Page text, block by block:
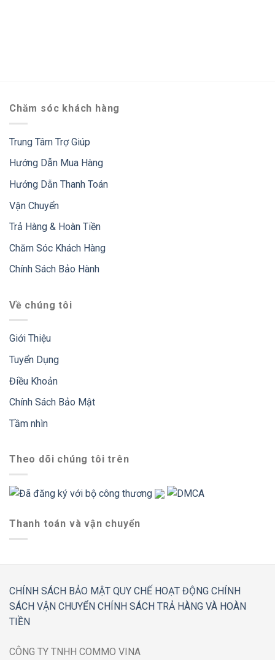
Chăm sóc khách hàng
Trung Tâm Trợ Giúp
Hướng Dẫn Mua Hàng
Hướng Dẫn Thanh Toán
Vận Chuyển
Trả Hàng & Hoàn Tiền
Chăm Sóc Khách Hàng
Chính Sách Bảo Hành
Về chúng tôi
Giới Thiệu
Tuyển Dụng
Điều Khoản
Chính Sách Bảo Mật
Tầm nhìn
Theo dõi chúng tôi trên
Thanh toán và vận chuyển
CHÍNH SÁCH BẢO MẬT QUY CHẾ HOẠT ĐỘNG CHÍNH
SÁCH VẬN CHUYỂN CHÍNH SÁCH TRẢ HÀNG VÀ HOÀN
TIỀN
CÔNG TY TNHH COMMO VINA